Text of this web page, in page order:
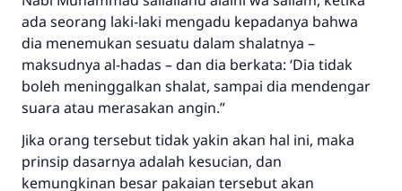
ada seorang laki-laki mengadu kepadanya bahwa
dia menemukan sesuatu dalam shalatnya –
maksudnya al-hadas – dan dia berkata: ‘Dia tidak
boleh meninggalkan shalat, sampai dia mendengar
suara atau merasakan angin.”
Jika orang tersebut tidak yakin akan hal ini, maka
prinsip dasarnya adalah kesucian, dan
kemungkinan besar pakaian tersebut akan